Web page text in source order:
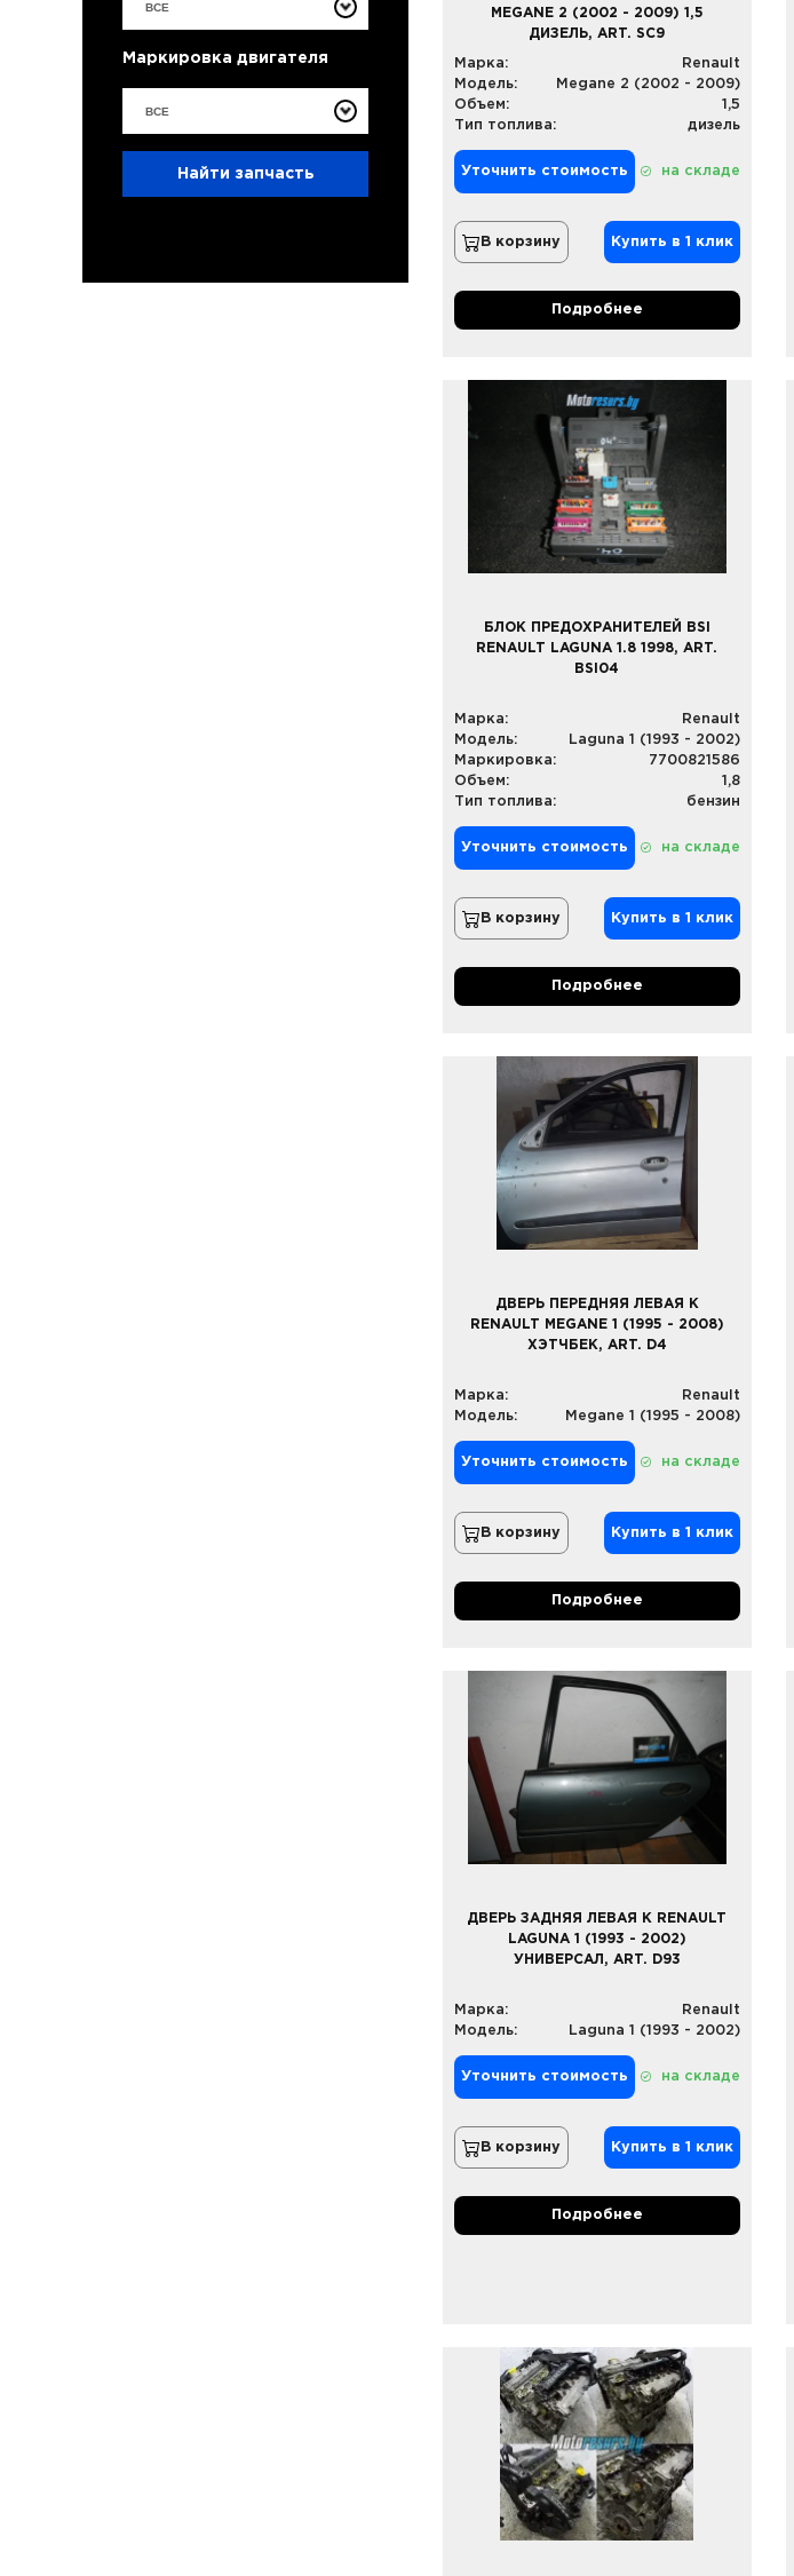
ВСЕ
Маркировка двигателя
ВСЕ
Найти запчасть
MEGANE 2 (2002 - 2009) 1,5
ДИЗЕЛЬ, ART. SC9
Марка:
Renault
Модель:
Megane 2 (2002 - 2009)
Объем:
1,5
Тип топлива:
дизель
Уточнить стоимость на складе
В корзину Купить в 1 клик
Подробнее
БЛОК ПРЕДОХРАНИТЕЛЕЙ BSI
RENAULT LAGUNA 1.8 1998, ART.
BSI04
Марка:
Renault
Модель:
Laguna 1 (1993 - 2002)
Маркировка:
7700821586
Объем:
1,8
Тип топлива:
бензин
Уточнить стоимость на складе
В корзину Купить в 1 клик
Подробнее
ДВЕРЬ ПЕРЕДНЯЯ ЛЕВАЯ К
RENAULT MEGANE 1 (1995 - 2008)
ХЭТЧБЕК, ART. D4
Марка:
Renault
Модель:
Megane 1 (1995 - 2008)
Уточнить стоимость на складе
В корзину Купить в 1 клик
Подробнее
ДВЕРЬ ЗАДНЯЯ ЛЕВАЯ К RENAULT
LAGUNA 1 (1993 - 2002)
УНИВЕРСАЛ, ART. D93
Марка:
Renault
Модель:
Laguna 1 (1993 - 2002)
Уточнить стоимость на складе
В корзину Купить в 1 клик
Подробнее